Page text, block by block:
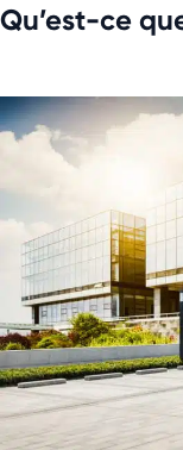
Qu’est-ce